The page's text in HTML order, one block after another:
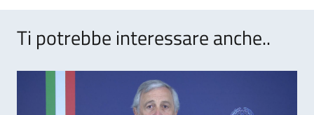
Ti potrebbe interessare anche..